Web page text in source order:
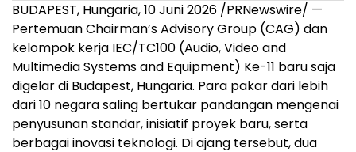
BUDAPEST, Hungaria, 10 Juni 2026 /PRNewswire/ —
Pertemuan Chairman’s Advisory Group (CAG) dan
kelompok kerja IEC/TC100 (Audio, Video and
Multimedia Systems and Equipment) Ke-11 baru saja
digelar di Budapest, Hungaria. Para pakar dari lebih
dari 10 negara saling bertukar pandangan mengenai
penyusunan standar, inisiatif proyek baru, serta
berbagai inovasi teknologi. Di ajang tersebut, dua